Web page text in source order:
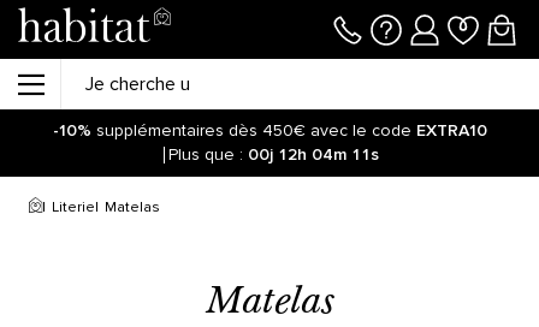
-10% supplémentaires dès 450€ avec le code EXTRA10
Plus que : 00j 12h 04m 11s
Literie Matelas
Matelas